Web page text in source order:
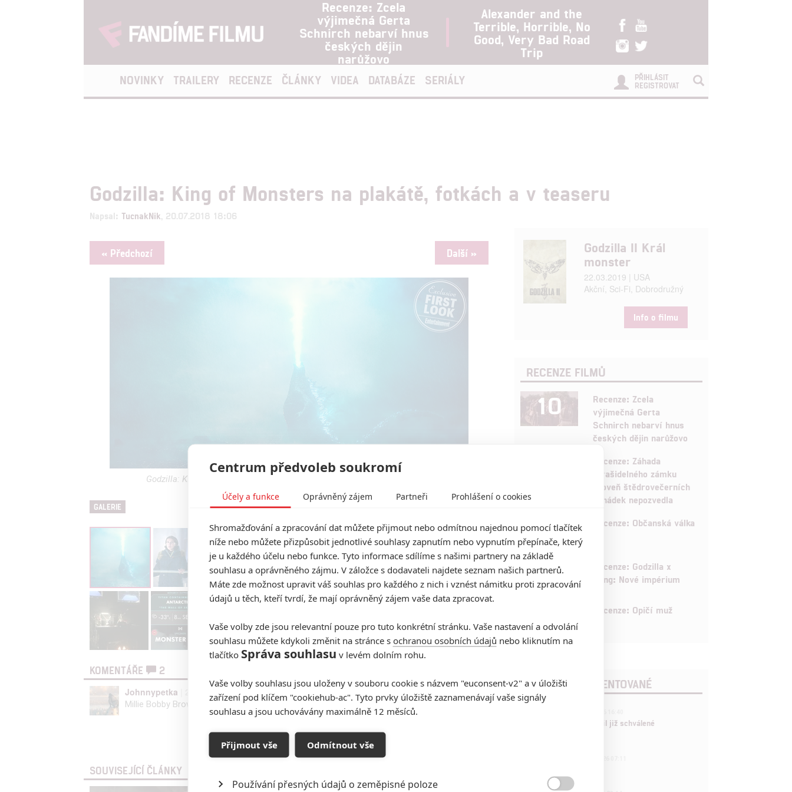
Recenze: Zcela
výjimečná Gerta
Schnirch nebarví hnus
českých dějin
narůžovo
Alexander and the
Terrible, Horrible, No
Good, Very Bad Road
Trip
NOVINKY TRAILERY RECENZE ČLÁNKY VIDEA DATABÁZE SERIÁLY
PŘIHLÁSIT
REGISTROVAT
Godzilla: King of Monsters na plakátě, fotkách a v teaseru
Napsal: TucnakNik , 20.07.2018 18:06
« Předchozí Další »
Godzilla: King of Monsters na plakátě, fotkách a v teaseru | Fandíme filmu
GALERIE
KOMENTÁŘE
2
Johnnypetka | 2018-07-20 20:28:07
Millie Bobby Brown a Vera Farmiga tuhle dvojku si nechám líbit.
Vstoupit do diskuze
SOUVISEJÍCÍ ČLÁNKY
Godzilla II Král
monster
22.03.2019 | USA
Akční, Sci-Fi, Dobrodružný
Info o filmu
RECENZE FILMŮ
10
Recenze: Zcela
výjimečná Gerta
Schnirch nebarví hnus
českých dějin narůžovo
Recenze: Záhada
strašidelného zámku
úroveň štědrovečerních
pohádek nepozvedla
8 Recenze: Občanská válka
6
Recenze: Godzilla x
Kong: Nové impérium
Recenze: Opičí muž
POSLEDNÍ KOMENTOVANÉ
Marvel nečekaně zrušil již schválené
Centrum předvoleb soukromí
Účely a funkce Oprávněný zájem Partneři Prohlášení o cookies
Shromažďování a zpracování dat můžete přijmout nebo odmítnou najednou pomocí tlačítek
níže nebo můžete přizpůsobit jednotlivé souhlasy zapnutím nebo vypnutím přepínače, který
je u každého účelu nebo funkce. Tyto informace sdílíme s našimi partnery na základě
souhlasu a oprávněného zájmu. V záložce s dodavateli najdete seznam našich partnerů.
Máte zde možnost upravit váš souhlas pro každého z nich i vznést námitku proti zpracování
údajů u těch, kteří tvrdí, že mají oprávněný zájem vaše data zpracovat.
Vaše volby zde jsou relevantní pouze pro tuto konkrétní stránku. Vaše nastavení a odvolání
souhlasu můžete kdykoli změnit na stránce s ochranou osobních údajů nebo kliknutím na
tlačítko Správa souhlasu v levém dolním rohu.
Vaše volby souhlasu jsou uloženy v souboru cookie s názvem "euconsent-v2" a v úložišti
zařízení pod klíčem "cookiehub-ac". Tyto prvky úložiště zaznamenávají vaše signály
souhlasu a jsou uchovávány maximálně 12 měsíců.
Přijmout vše Odmítnout vše
Používání přesných údajů o zeměpisné poloze